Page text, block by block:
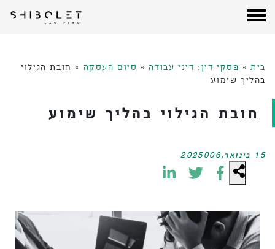
בית » פסקי דין: דיני עבודה» סיום העסקה » חובת הגילוי
בהליך שימוע
חובת הגילוי בהליך שימוע
15 בינואר,2025006